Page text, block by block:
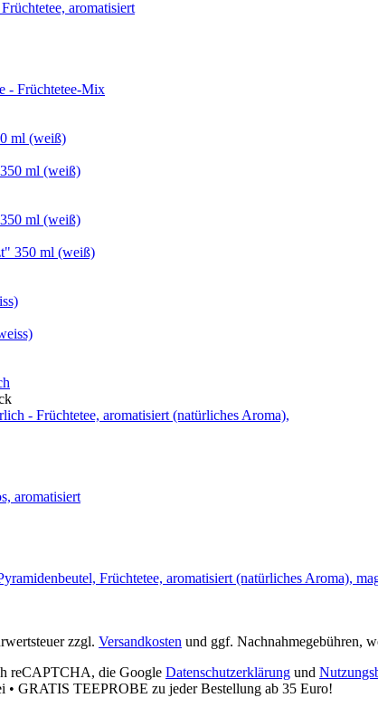
ml (weiß)
ml (weiß)
zzgl. Versandkosten und ggf. Nachnahmegebühren,
reCAPTCHA, die Google Datenschutzerklärung und
• GRATIS TEEPROBE zu jeder Bestellung ab 35 Euro!